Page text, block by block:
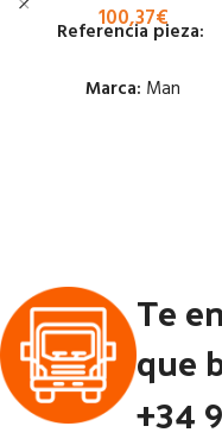
100,37€
Referencia pieza:
Marca: Man
Código Pieza:52586
Te
que
+34